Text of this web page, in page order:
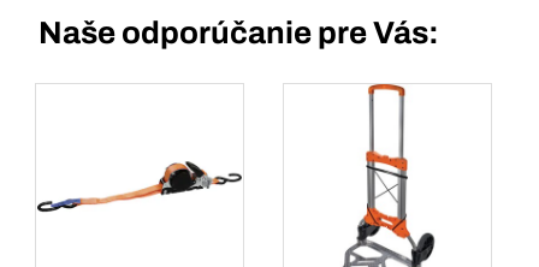
Naše odporúčanie pre Vás: